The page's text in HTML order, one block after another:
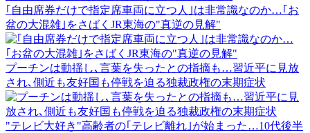
｢自由席券だけで指定席車両に立つ人｣は非常識なのか…｢お
盆の大混雑｣をさばくJR東海の"真逆の見解"
プーチンは動揺し､言葉を失ったとの指摘も…習近平に見放
され､側近も友好国も停戦を迫る独裁政権の末期症状
"テレビ大好き"高齢者の｢テレビ離れ｣が始まった…10代後半